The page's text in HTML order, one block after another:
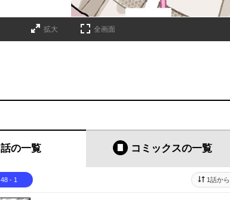
拡大 全画面
話の一覧 コミックスの一覧
48 - 1 1話から